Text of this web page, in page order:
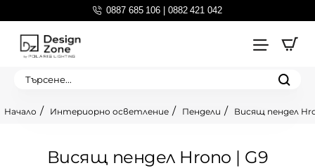
0887 685 106 | 0882 421 042
Търсене...
Висящ пендел Hrono | G9
Интериорно осветление Пендели Висящ пендел